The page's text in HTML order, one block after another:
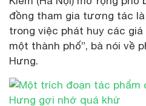
đồng tham gia tương tác
trong việc phát huy các
một thành phố”, bà nói về
Hưng.